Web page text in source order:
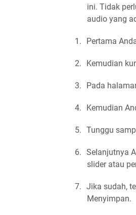
ini. Tidak
audio yang
1. Pertama
2. Kemudian
3. Pada
4. Kemudian
5. Tunggu
6. Selanjutnya
slider atau
7. Jika sudah,
Menyimpan.